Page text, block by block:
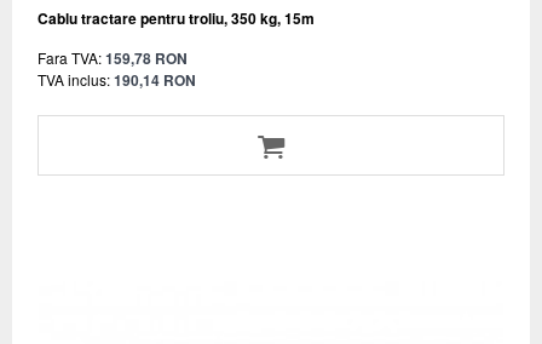
Cablu tractare pentru troliu, 350 kg, 15m
Fara TVA:159,78 RON
TVA inclus:190,14 RON